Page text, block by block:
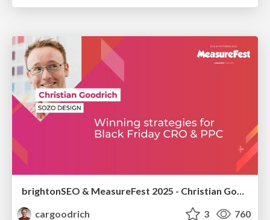
brightonSEO & MeasureFest 2025 - Christian Goodrich - Winning strategies for Black Friday CRO & PPC
cargoodrich
3 760